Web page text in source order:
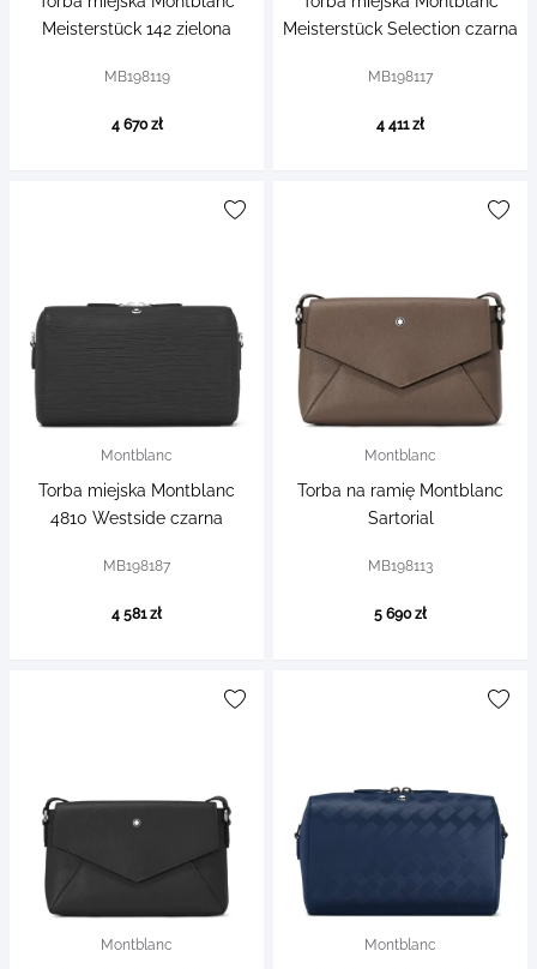
Meisterstück 142 zielona
MB198119
4 670 zł
Meisterstück Selection czarna
MB198117
4 411 zł
Montblanc
Torba miejska Montblanc
4810 Westside czarna
MB198187
4 581 zł
Montblanc
Torba na ramię Montblanc
Sartorial
MB198113
5 690 zł
Montblanc Montblanc